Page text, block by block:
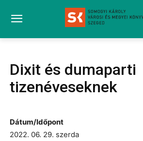
Dixit és dumaparti
tizenéveseknek
Dátum/Időpont
2022. 06. 29. szerda